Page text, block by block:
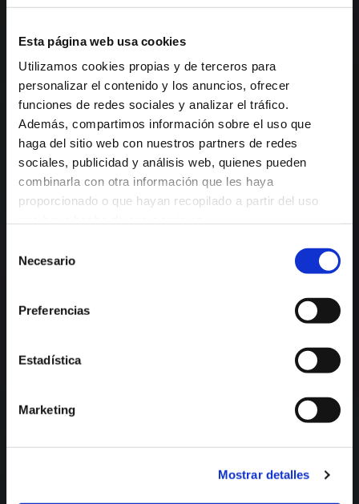
Esta página web usa cookies
Utilizamos cookies propias y de terceros para
personalizar el contenido y los anuncios, ofrecer
funciones de redes sociales y analizar el tráfico.
Además, compartimos información sobre el uso que
haga del sitio web con nuestros partners de redes
sociales, publicidad y análisis web, quienes pueden
combinarla con otra información que les haya
proporcionado o que hayan recopilado a partir del uso
Necesario
Preferencias
Estadística
Marketing
Mostrar detalles